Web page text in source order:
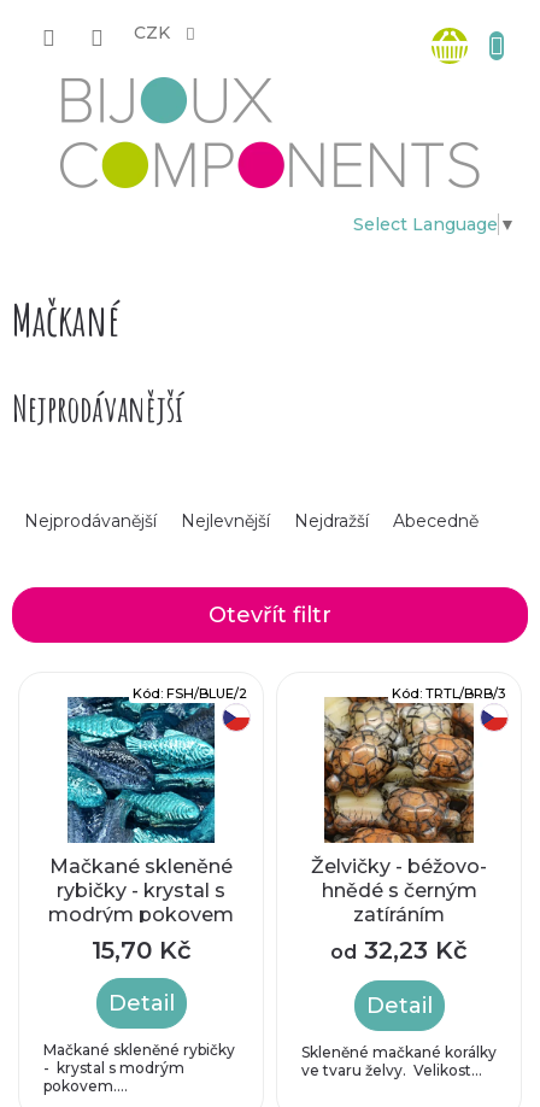
CZK
Select Language ▼
košík
Mačkané
Nejprodávanější
z
Nejprodávanější Nejlevnější Nejdražší Abecedně
Otevřít filtr
Mačkané skleněné
rybičky - krystal s
modrým pokovem
15,70 Kč
Detail
Mačkané skleněné rybičky
- krystal s modrým
pokovem....
Kód: FSH/BLUE/2
Želvičky - béžovo-
hnědé s černým
zatíráním
od 32,23 Kč
Detail
Skleněné mačkané korálky
ve tvaru želvy. Velikost...
Kód: TRTL/BRB/3